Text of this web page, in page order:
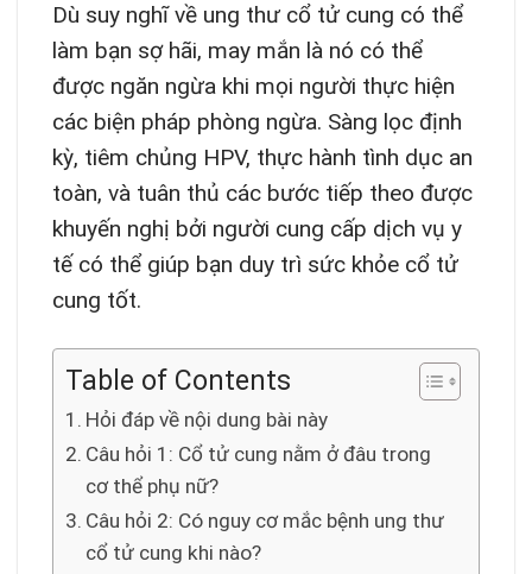
Dù suy nghĩ về ung thư cổ tử cung có thể
làm bạn sợ hãi, may mắn là nó có thể
được ngăn ngừa khi mọi người thực hiện
các biện pháp phòng ngừa. Sàng lọc định
kỳ, tiêm chủng HPV, thực hành tình dục an
toàn, và tuân thủ các bước tiếp theo được
khuyến nghị bởi người cung cấp dịch vụ y
tế có thể giúp bạn duy trì sức khỏe cổ tử
cung tốt.
Table of Contents
Hỏi đáp về nội dung bài này
Câu hỏi 1: Cổ tử cung nằm ở đâu trong
cơ thể phụ nữ?
Câu hỏi 2: Có nguy cơ mắc bệnh ung thư
cổ tử cung khi nào?